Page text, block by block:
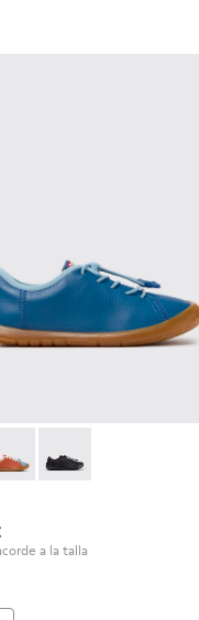
niños.
K800707-002 -
Path - K800707-008
Peu Path -
a la talla